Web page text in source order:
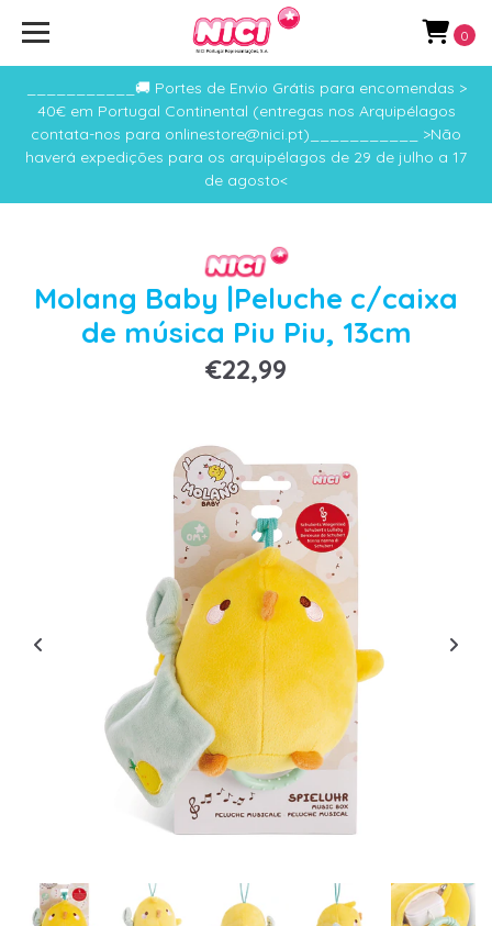
___________🚚 Portes de Envio Grátis para encomendas >
40€ em Portugal Continental (entregas nos Arquipélagos
contata-nos para onlinestore@nici.pt)___________ >Não
haverá expedições para os arquipélagos de 29 de julho a 17
de agosto<
0
Molang Baby |Peluche c/caixa
de música Piu Piu, 13cm
€22,99